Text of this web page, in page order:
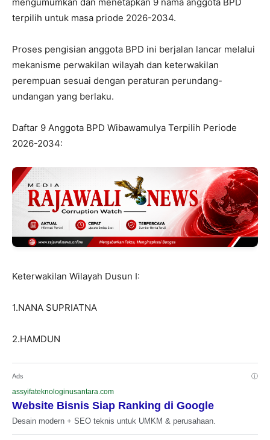
terpilih untuk masa priode 2026-2034.
Proses pengisian anggota BPD ini berjalan lancar melalui
mekanisme perwakilan wilayah dan keterwakilan
perempuan sesuai dengan peraturan perundang-
undangan yang berlaku.
Daftar 9 Anggota BPD Wibawamulya Terpilih Periode
2026-2034:
Keterwakilan Wilayah Dusun I:
1.NANA SUPRIATNA
2.HAMDUN
Ads ⓘ
assyifateknologinusantara.com
Website Bisnis Siap Ranking di Google
Desain modern + SEO teknis untuk UMKM & perusahaan.